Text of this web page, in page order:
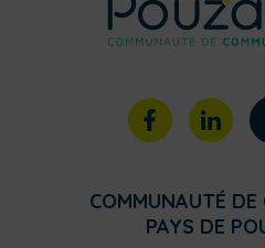
COMMUNAUTÉ DE
PAYS DE